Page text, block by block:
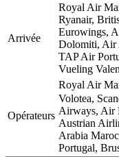
Arrivée
Royal Air
Ryanair,
Eurowings,
Dolomiti, Air
TAP Air
Vueling
Opérateurs
Royal Air
Volotea,
Airways, Air
Austrian
Arabia
Portugal,